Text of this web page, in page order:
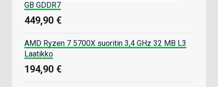
GB GDDR7
449,90 €
AMD Ryzen 7 5700X suoritin 3,4 GHz 32 MB L3
Laatikko
194,90 €